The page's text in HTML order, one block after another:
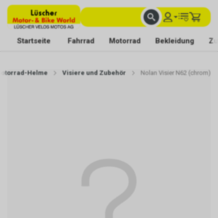
Startseite Fahrrad Motorrad Bekleidung
Helme Visiere und Zubehör Nolan Visier N62 (chrom)